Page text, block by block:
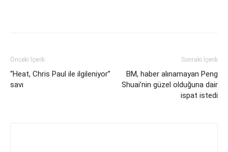
Önceki İçerik
“Heat, Chris Paul ile ilgileniyor”
savı
Sonraki İçerik
BM, haber alınamayan Peng
Shuai’nin güzel olduğuna dair
ispat istedi